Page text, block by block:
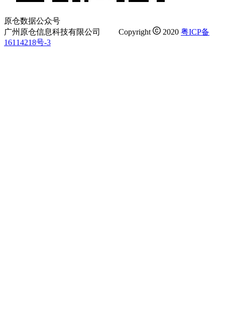
原仓数据公众号
广州原仓信息科技有限公司
Copyright 2020 粤ICP备
16114218号-3